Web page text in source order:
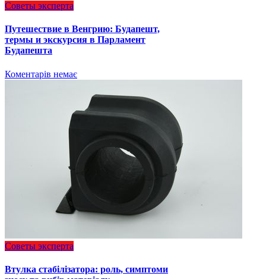
Советы эксперта
Путешествие в Венгрию: Будапешт,
термы и экскурсия в Парламент
Будапешта
Коментарів немає
Советы эксперта
Втулка стабілізатора: роль, симптоми